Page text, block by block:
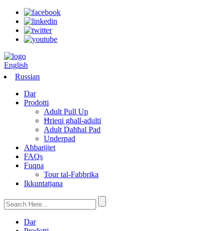
English
Russian
Dar
Prodotti
Adult Pull Up
Ħrieqi għall-adulti
Adult Daħħal Pad
Underpad
Aħbarijiet
FAQs
Fuqna
Tour tal-Fabbrika
Ikkuntatjana
Dar